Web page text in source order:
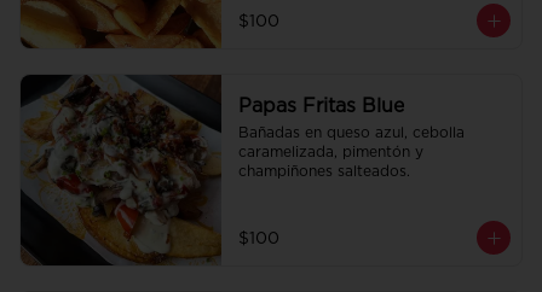
$100
Papas Fritas Blue
Bañadas en queso azul, cebolla
caramelizada, pimentón y
champiñones salteados.
$100